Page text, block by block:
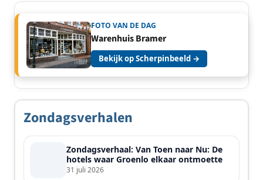
FOTO VAN DE DAG
Warenhuis Bramer
Bekijk op Scherpinbeeld →
Zondagsverhalen
Zondagsverhaal: Van Toen naar Nu: De
hotels waar Groenlo elkaar ontmoette
31 juli 2026